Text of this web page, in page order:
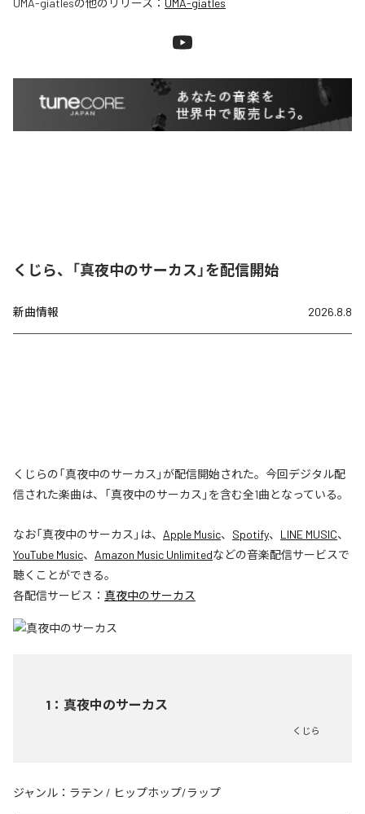
UMA-giatlesの他のリリース： UMA-giatles
くじら、「真夜中のサーカス」を配信開始
新曲情報 2026.8.8
くじらの「真夜中のサーカス」が配信開始された。今回デジタル配
信された楽曲は、「真夜中のサーカス」を含む全1曲となっている。
なお「真夜中のサーカス 」は、 Apple Music、 Spotify、 LINE MUSIC、
YouTube Music、 Amazon Music Unlimitedなどの音楽配信サービスで
聴くことができる。
各配信サービス： 真夜中のサーカス
1 ： 真夜中のサーカス
くじら
ジャンル： ラテン / ヒップホップ/ラップ